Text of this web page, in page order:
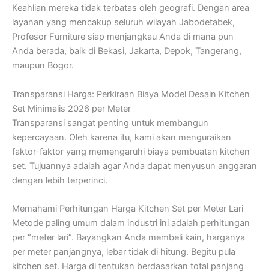
Keahlian mereka tidak terbatas oleh geografi. Dengan area
layanan yang mencakup seluruh wilayah Jabodetabek,
Profesor Furniture siap menjangkau Anda di mana pun
Anda berada, baik di Bekasi, Jakarta, Depok, Tangerang,
maupun Bogor.
Transparansi Harga: Perkiraan Biaya Model Desain Kitchen
Set Minimalis 2026 per Meter
Transparansi sangat penting untuk membangun
kepercayaan. Oleh karena itu, kami akan menguraikan
faktor-faktor yang memengaruhi biaya pembuatan kitchen
set. Tujuannya adalah agar Anda dapat menyusun anggaran
dengan lebih terperinci.
Memahami Perhitungan Harga Kitchen Set per Meter Lari
Metode paling umum dalam industri ini adalah perhitungan
per “meter lari”. Bayangkan Anda membeli kain, harganya
per meter panjangnya, lebar tidak di hitung. Begitu pula
kitchen set. Harga di tentukan berdasarkan total panjang